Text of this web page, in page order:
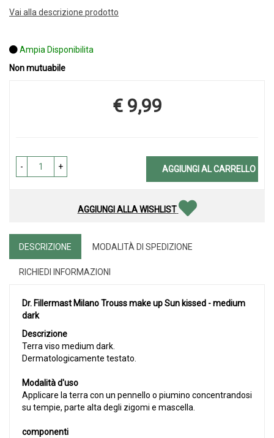
Vai alla descrizione prodotto
Ampia Disponibilita
Non mutuabile
Prezzo
€ 9,99
- + AGGIUNGI AL CARRELLO
AGGIUNGI ALLA WISHLIST
DESCRIZIONE MODALITÀ DI SPEDIZIONE
RICHIEDI INFORMAZIONI
Dr. Fillermast Milano Trouss make up Sun kissed - medium
dark
Descrizione
Terra viso medium dark.
Dermatologicamente testato.
Modalità d'uso
Applicare la terra con un pennello o piumino concentrandosi
su tempie, parte alta degli zigomi e mascella.
componenti